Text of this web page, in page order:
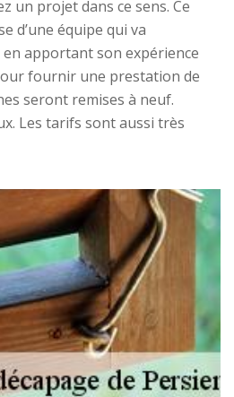
un projet dans ce sens. Ce
d’une équipe qui va
apportant son expérience
fournir une prestation de
seront remises à neuf.
Les tarifs sont aussi très